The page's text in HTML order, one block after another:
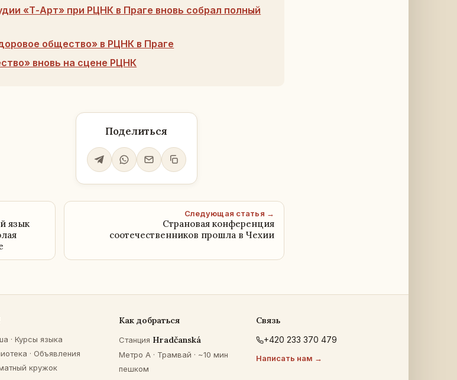
«Т-Арт» при РЦНК в Праге вновь собрал полный
общество» в РЦНК в Праге
вновь на сцене РЦНК
Поделиться
язык
Следующая статья →
Страновая конференция
соотечественников прошла в Чехии
· Курсы языка
· Объявления
кружок
Как добраться
Станция Hradčanská
Метро A · Трамвай · ~10 мин
пешком
Связь
+420 233 370 479
Написать нам →